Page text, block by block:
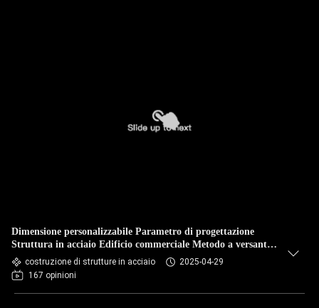
Dimensione personalizzabile Parametro di progettazione
Struttura in acciaio Edificio commerciale Metodo a versante
singolo Tipo di finestra in acciaio
costruzione di strutture in acciaio
2025-04-29
167 opinioni